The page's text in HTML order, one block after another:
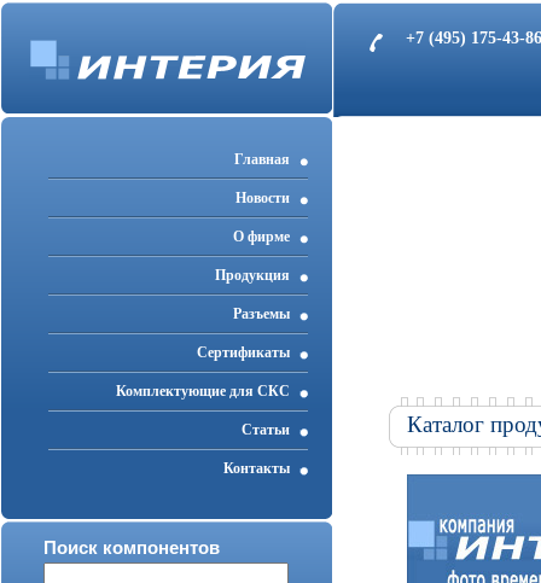
+7 (495) 175-43-
Главная
Новости
О фирме
Продукция
Разъемы
Cертификаты
Комплектующие для СКС
Статьи
Контакты
Поиск компонентов
Каталог